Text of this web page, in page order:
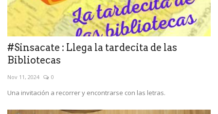
#Sinsacate : Llega la tardecita de las
Bibliotecas
Nov 11, 2024 0
Una invitación a recorrer y encontrarse con las letras.